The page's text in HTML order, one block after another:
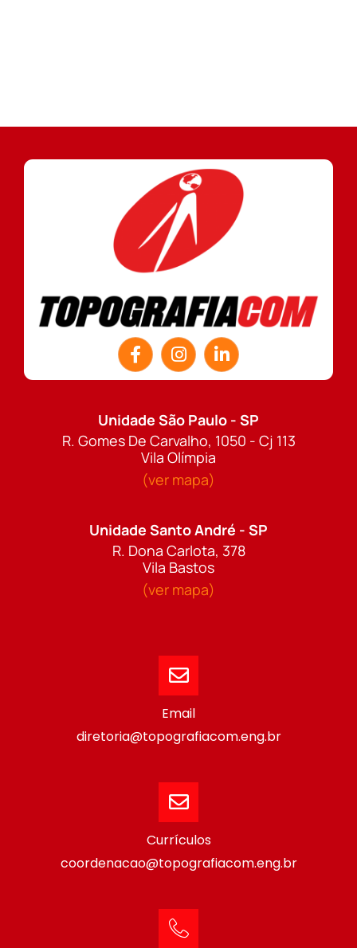
Unidade São Paulo - SP
R. Gomes De Carvalho, 1050 - Cj 113
Vila Olímpia
(ver mapa)
Unidade Santo André - SP
R. Dona Carlota, 378
Vila Bastos
(ver mapa)
Email
diretoria@topografiacom.eng.br
Currículos
coordenacao@topografiacom.eng.br